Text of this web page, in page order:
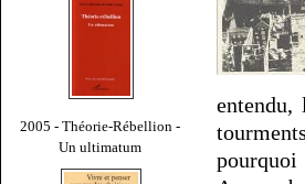
2005 - Théorie-Rébellion -
Un ultimatum
entendu,